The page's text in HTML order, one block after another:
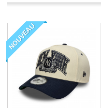
NOUVEAU